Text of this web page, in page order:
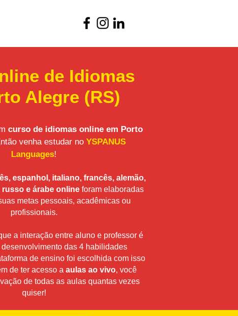
de Idiomas
Alegre (RS)
curso de idiomas online em Porto
venha estudar no YSPANUS
Languages!
espanhol, italiano, francês, alemão,
e árabe online foram elaboradas
metas pessoais, acadêmicas ou
profissionais.
a interação entre aluno e professor é
das 4 habilidades
de ensino foi escolhida com isso
de ter acesso a aulas ao vivo, você
de todas as aulas quantas vezes
quiser!